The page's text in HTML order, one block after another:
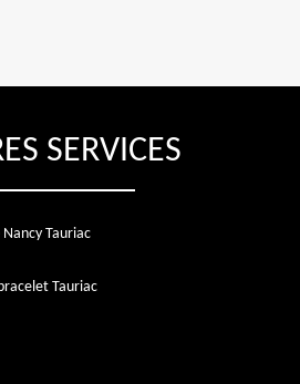
SERVICES
Tauriac
Tauriac